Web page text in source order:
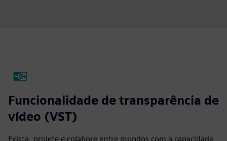
Funcionalidade de transparência de
vídeo (VST)
Exista, projete e colabore entre mundos com a capacidade